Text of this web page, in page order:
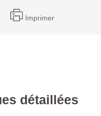
Imprimer
détaillées